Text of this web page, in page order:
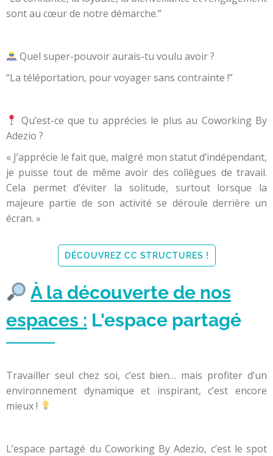
sont au cœur de notre démarche.”
Quel super-pouvoir aurais-tu voulu avoir ?
“La téléportation, pour voyager sans contrainte !”
Qu’est-ce que tu apprécies le plus au Coworking By
Adezio ?
« J’apprécie le fait que, malgré mon statut d’indépendant,
je puisse tout de même avoir des collègues de travail.
Cela permet d’éviter la solitude, surtout lorsque la
majeure partie de son activité se déroule derrière un
écran. »
DÉCOUVREZ CC STRUCTURES !
À la découverte de nos
espaces : L'espace partagé
Travailler seul chez soi, c’est bien… mais profiter d’un
environnement dynamique et inspirant, c’est encore
mieux !
L’espace partagé du Coworking By Adezio, c’est le spot